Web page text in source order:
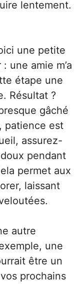
lentement.
une petite
une amie m’a
étape une
Résultat ?
gâché
patience est
assurez-
pendant
permet aux
laissant
autre
une
être un
prochains